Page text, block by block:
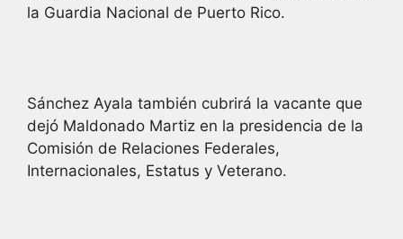
la Guardia Nacional de Puerto Rico.
Sánchez Ayala también cubrirá la vacante que
dejó Maldonado Martiz en la presidencia de la
Comisión de Relaciones Federales,
Internacionales, Estatus y Veterano.